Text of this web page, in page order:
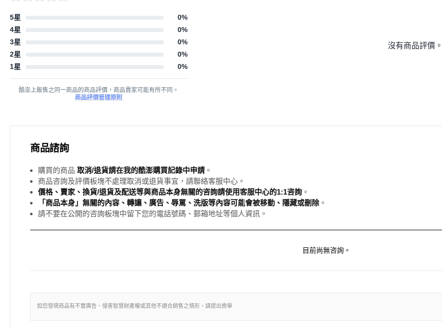
5星 0%
4星
0%
3星
0%
2星
0%
1星
0%
酷澎上販售之同一商品的商品評價，商品賣家可能有所不同。
商品評價管理原則
沒有商品評價
商品諮詢
購買的商品 取消/退貨請在我的酷澎購買記錄中申請 。
商品咨詢及評價板塊不處理取消或退貨事宜，請聯絡客服中心。
價格、賣家、換貨/退貨及配送等與商品本身無關的咨詢請使用客服中心的1:1咨詢 。
「商品本身」無關的內容、轉讓、廣告、辱罵、洗版等內容可能會被移動、隱藏或刪除。
請不要在公開的咨詢板塊中留下您的電話號碼、郵箱地址等個人資訊。
目前尚無咨詢。
如您發現商品有不實廣告、侵害智慧財產權或其他不適合銷售之情形，請提出檢舉